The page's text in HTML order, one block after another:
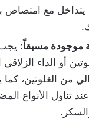
يتداخل مع امتصاص
مسبقاً:
أو الداء
من الغلوتين،
تناول الأنواع